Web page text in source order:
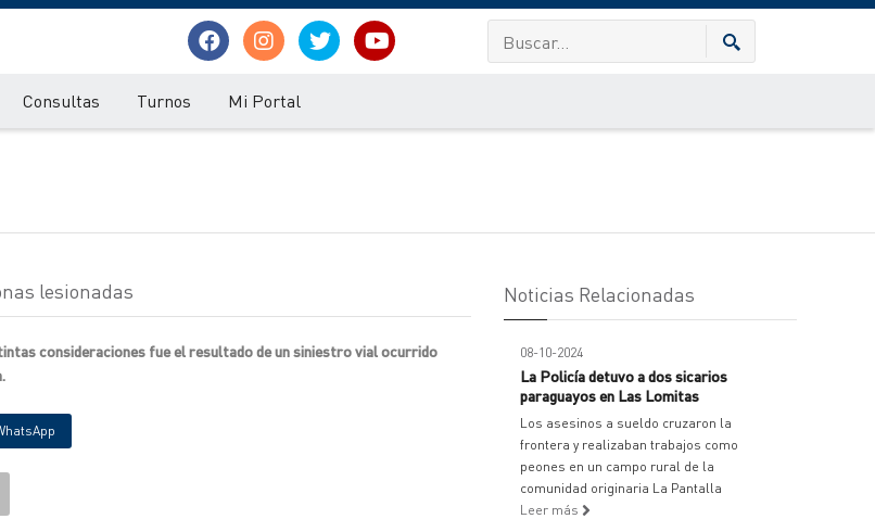
Consultas Turnos Mi Portal
lesionadas
consideraciones fue el resultado de un siniestro vial ocurrido
Noticias Relacionadas
08-10-2024
La Policía detuvo a dos sicarios
paraguayos en Las Lomitas
Los asesinos a sueldo cruzaron la
frontera y realizaban trabajos como
peones en un campo rural de la
comunidad originaria La Pantalla
Leer más